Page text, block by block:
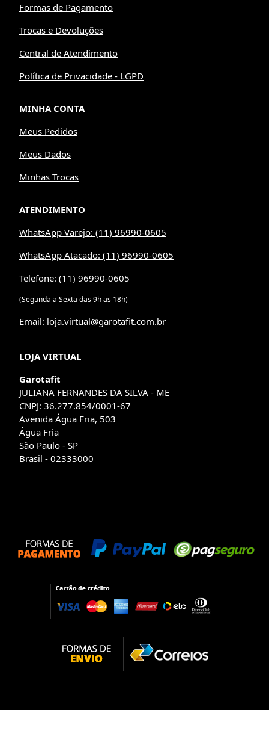
Formas de Pagamento
Trocas e Devoluções
Central de Atendimento
Política de Privacidade - LGPD
MINHA CONTA
Meus Pedidos
Meus Dados
Minhas Trocas
ATENDIMENTO
WhatsApp Varejo: (11) 96990-0605
WhatsApp Atacado: (11) 96990-0605
Telefone: (11) 96990-0605
(Segunda a Sexta das 9h as 18h)
Email: loja.virtual@garotafit.com.br
LOJA VIRTUAL
Garotafit
JULIANA FERNANDES DA SILVA - ME
CNPJ: 36.277.854/0001-67
Avenida Água Fria, 503
Água Fria
São Paulo - SP
Brasil - 02333000